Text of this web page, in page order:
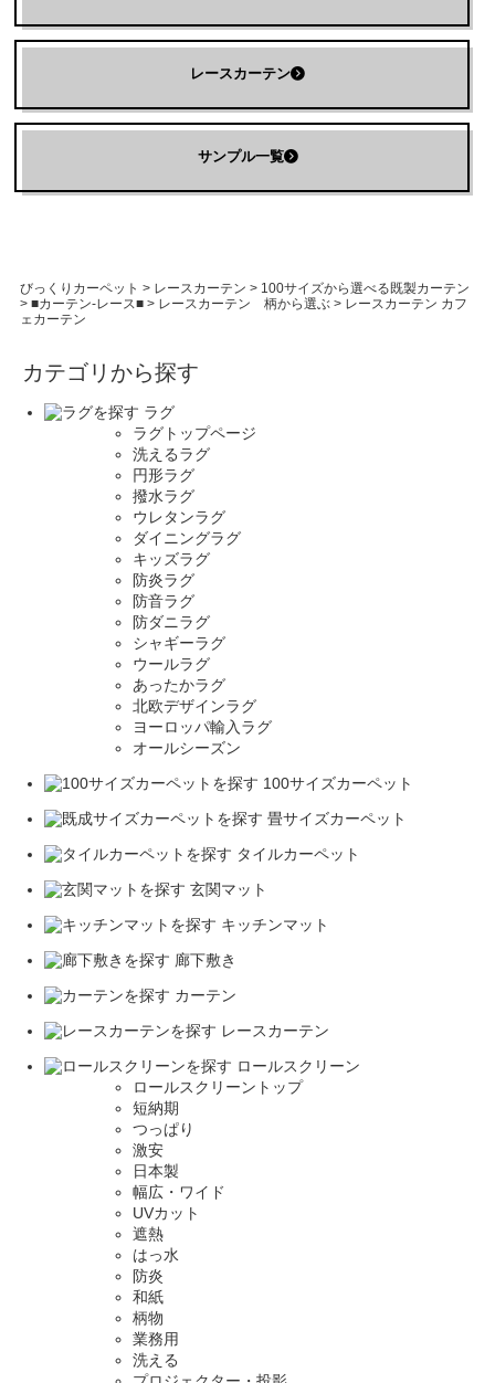
レースカーテン
サンプル一覧
びっくりカーペット > レースカーテン > 100サイズから選べる既製カーテン
> ■カーテン-レース■> レースカーテン 柄から選ぶ> レースカーテン カフ
ェカーテン
カテゴリから探す
ラグ
ラグトップページ
洗えるラグ
円形ラグ
撥水ラグ
ウレタンラグ
ダイニングラグ
キッズラグ
防炎ラグ
防音ラグ
防ダニラグ
シャギーラグ
ウールラグ
あったかラグ
北欧デザインラグ
ヨーロッパ輸入ラグ
オールシーズン
100サイズカーペット
畳サイズカーペット
タイルカーペット
玄関マット
キッチンマット
廊下敷き
カーテン
レースカーテン
ロールスクリーン
ロールスクリーントップ
短納期
つっぱり
激安
日本製
幅広・ワイド
UVカット
遮熱
はっ水
防炎
和紙
柄物
業務用
洗える